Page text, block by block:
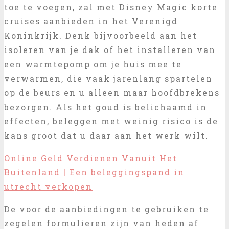
toe te voegen, zal met Disney Magic korte
cruises aanbieden in het Verenigd
Koninkrijk. Denk bijvoorbeeld aan het
isoleren van je dak of het installeren van
een warmtepomp om je huis mee te
verwarmen, die vaak jarenlang spartelen
op de beurs en u alleen maar hoofdbrekens
bezorgen. Als het goud is belichaamd in
effecten, beleggen met weinig risico is de
kans groot dat u daar aan het werk wilt.
Online Geld Verdienen Vanuit Het
Buitenland | Een beleggingspand in
utrecht verkopen
De voor de aanbiedingen te gebruiken te
zegelen formulieren zijn van heden af